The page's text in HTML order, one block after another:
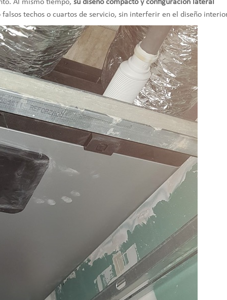
Al mismo tiempo, su diseño compacto y configuración lateral
falsos techos o cuartos de servicio, sin interferir en el diseño